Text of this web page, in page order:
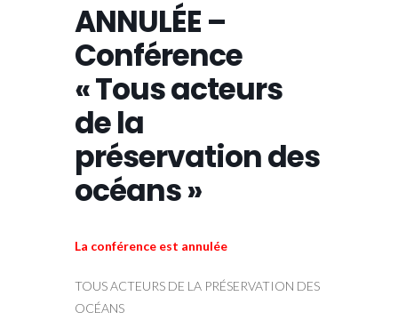
ANNULÉE –
Conférence
« Tous acteurs
de la
préservation des
océans »
La conférence est annulée
TOUS ACTEURS DE LA PRÉSERVATION DES
OCÉANS